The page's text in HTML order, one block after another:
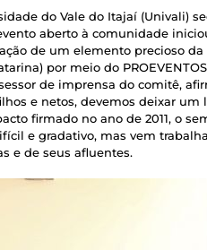
do Vale do Itajaí (Univali)
aberto à comunidade
de um elemento precioso
por meio do
de imprensa do comitê,
e netos, devemos deixar um
firmado no ano de 2011, o
e gradativo, mas vem
e de seus afluentes.